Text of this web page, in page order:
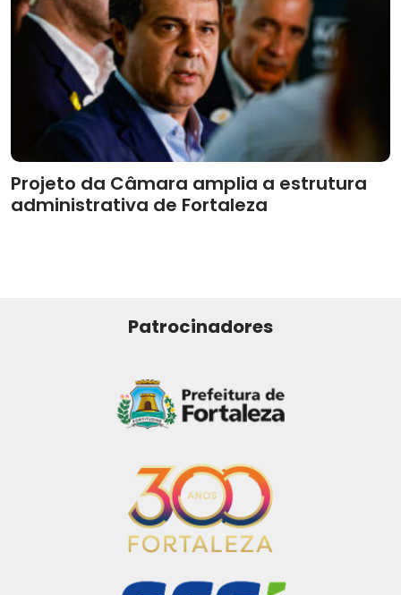
Projeto da Câmara amplia a estrutura
administrativa de Fortaleza
Patrocinadores